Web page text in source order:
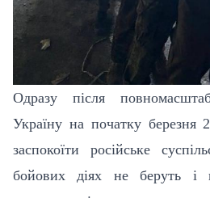
Одразу після
Україну на початку
заспокоїти російське
бойових діях не беруть і